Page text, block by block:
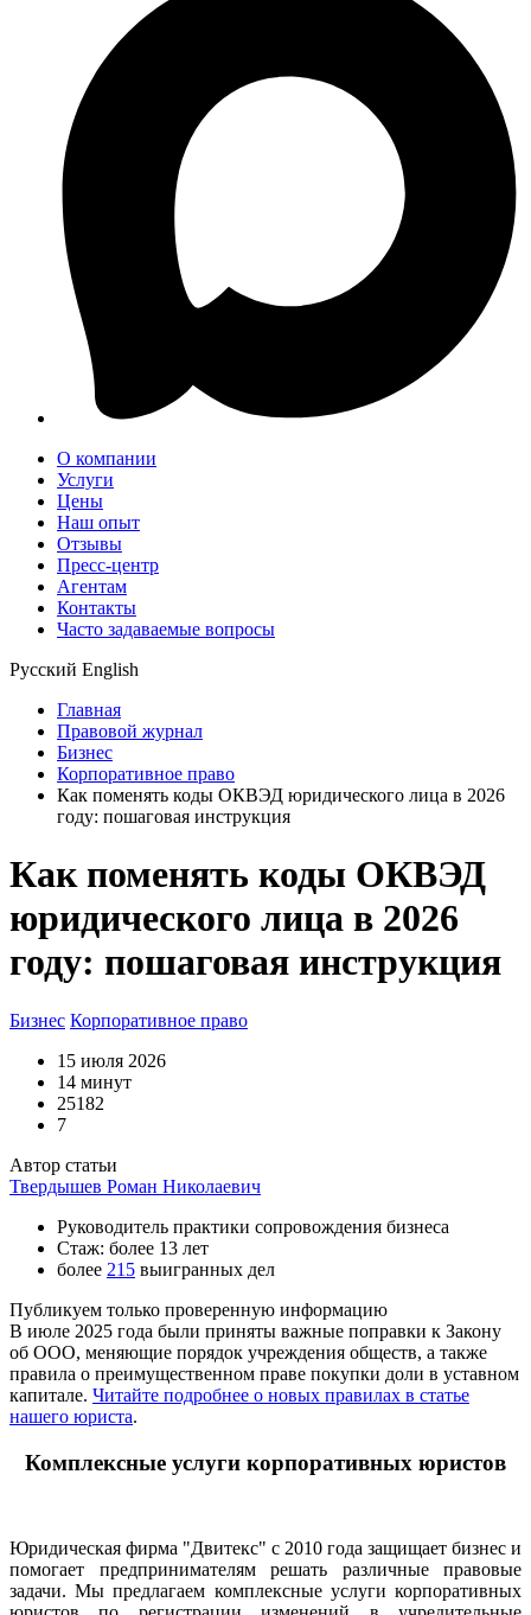
О компании
Услуги
Цены
Наш опыт
Отзывы
Пресс-центр
Агентам
Контакты
Часто задаваемые вопросы
Русский English
Главная
Правовой журнал
Бизнес
Корпоративное право
Как поменять коды ОКВЭД юридического лица в 2026
году: пошаговая инструкция
Как поменять коды ОКВЭД
юридического лица в 2026
году: пошаговая инструкция
Бизнес Корпоративное право
15 июля 2026
14 минут
25182
7
Автор статьи
Твердышев Роман Николаевич
Руководитель практики сопровождения бизнеса
Стаж: более 13 лет
более 215 выигранных дел
Публикуем только проверенную информацию
В июле 2025 года были приняты важные поправки к Закону
об ООО, меняющие порядок учреждения обществ, а также
правила о преимущественном праве покупки доли в уставном
капитале. Читайте подробнее о новых правилах в статье
нашего юриста.
Комплексные услуги корпоративных юристов
Юридическая фирма "Двитекс" с 2010 года защищает бизнес и
помогает предпринимателям решать различные правовые
задачи. Мы предлагаем комплексные услуги корпоративных